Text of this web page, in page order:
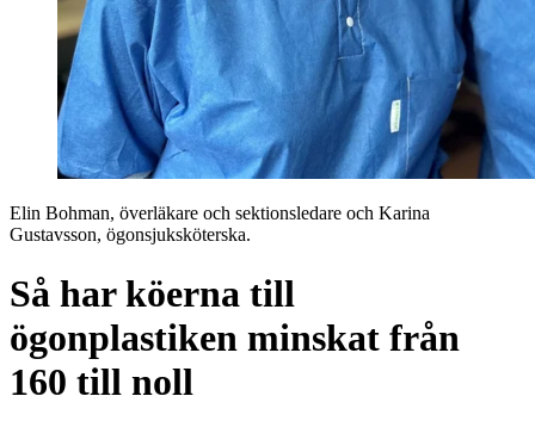
Elin Bohman, överläkare och sektionsledare och Karina
Gustavsson, ögonsjuksköterska.
Så har köerna till
ögonplastiken minskat från
160 till noll